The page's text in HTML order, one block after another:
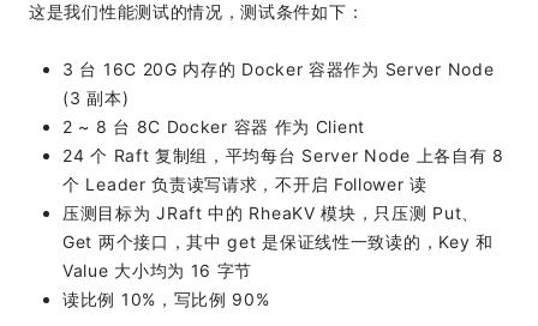
这是我们性能测试的情况，测试条件如下：
3 台 16C 20G 内存的 Docker 容器作为 Server Node
(3 副本)
2 ~ 8 台 8C Docker 容器 作为 Client
24 个 Raft 复制组，平均每台 Server Node 上各自有 8
个 Leader 负责读写请求，不开启 Follower 读
压测目标为 JRaft 中的 RheaKV 模块，只压测 Put、
Get 两个接口，其中 get 是保证线性一致读的，Key 和
Value 大小均为 16 字节
读比例 10%，写比例 90%